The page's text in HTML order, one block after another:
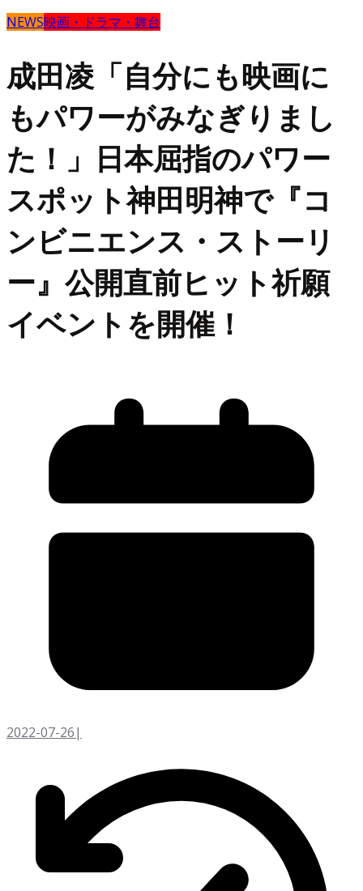
NEWS映画・ドラマ・舞台
成田凌「自分にも映画に
もパワーがみなぎりまし
た！」日本屈指のパワー
スポット神田明神で『コ
ンビニエンス・ストーリ
ー』公開直前ヒット祈願
イベントを開催！
2022-07-26|